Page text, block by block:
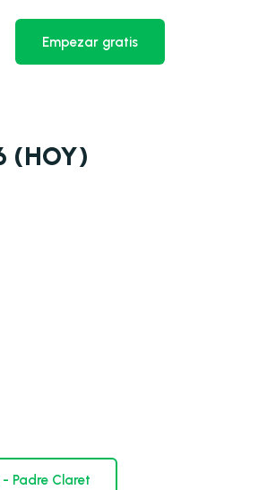
Empezar gratis
(HOY)
Padre Claret